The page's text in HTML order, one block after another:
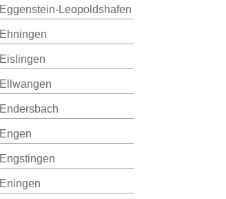
Eggenstein-Leopoldshafen
Ehningen
Eislingen
Ellwangen
Endersbach
Engen
Engstingen
Eningen